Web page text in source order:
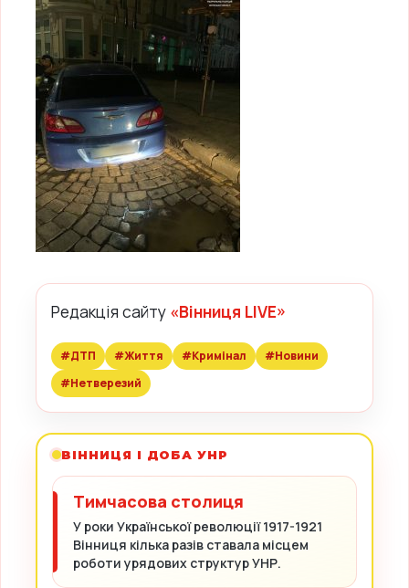
Редакція сайту «Вінниця LIVE»
#ДТП #Життя #Кримінал
#Новини
#Нетверезий
ВІННИЦЯ І ДОБА УНР
Тимчасова столиця
У роки Української революції 1917-1921
Вінниця кілька разів ставала місцем
роботи урядових структур УНР.